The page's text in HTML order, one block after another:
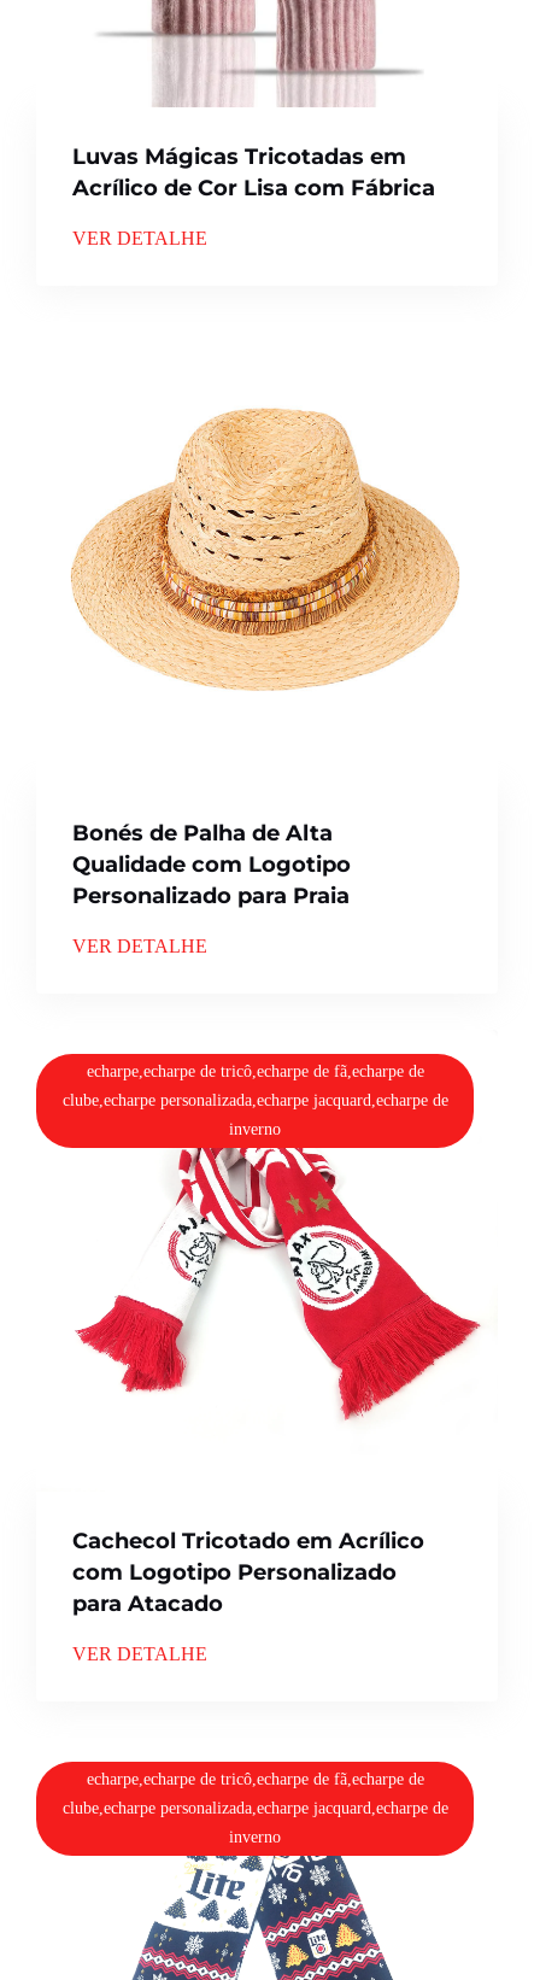
Luvas Mágicas Tricotadas em
Acrílico de Cor Lisa com Fábrica
VER DETALHE
Bonés de Palha de Alta
Qualidade com Logotipo
Personalizado para Praia
VER DETALHE
echarpe,echarpe de tricô,echarpe de fã,echarpe de
clube,echarpe personalizada,echarpe jacquard,echarpe de
inverno
Cachecol Tricotado em Acrílico
com Logotipo Personalizado
para Atacado
VER DETALHE
echarpe,echarpe de tricô,echarpe de fã,echarpe de
clube,echarpe personalizada,echarpe jacquard,echarpe de
inverno